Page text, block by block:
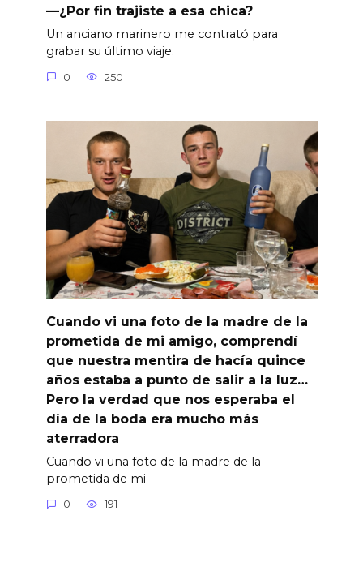
—¿Por fin trajiste a esa chica?
Un anciano marinero me contrató para
grabar su último viaje.
0 250
Cuando vi una foto de la madre de la
prometida de mi amigo, comprendí
que nuestra mentira de hacía quince
años estaba a punto de salir a la luz…
Pero la verdad que nos esperaba el
día de la boda era mucho más
aterradora
Cuando vi una foto de la madre de la
prometida de mi
0 191